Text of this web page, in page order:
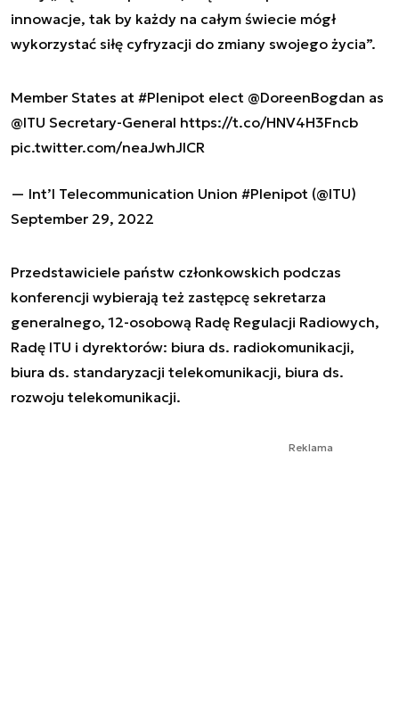
innowacje, tak by każdy na całym świecie mógł
wykorzystać siłę cyfryzacji do zmiany swojego życia”.
Member States at #Plenipot elect @DoreenBogdan as
@ITU Secretary-General https://t.co/HNV4H3Fncb
pic.twitter.com/neaJwhJlCR
— Int’l Telecommunication Union #Plenipot (@ITU)
September 29, 2022
Przedstawiciele państw członkowskich podczas
konferencji wybierają też zastępcę sekretarza
generalnego, 12-osobową Radę Regulacji Radiowych,
Radę ITU i dyrektorów: biura ds. radiokomunikacji,
biura ds. standaryzacji telekomunikacji, biura ds.
rozwoju telekomunikacji.
Reklama